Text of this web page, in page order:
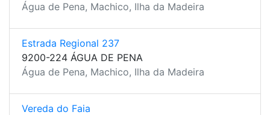
Água de Pena, Machico, Ilha da Madeira
Estrada Regional 237
9200-224 ÁGUA DE PENA
Água de Pena, Machico, Ilha da Madeira
Vereda do Faia